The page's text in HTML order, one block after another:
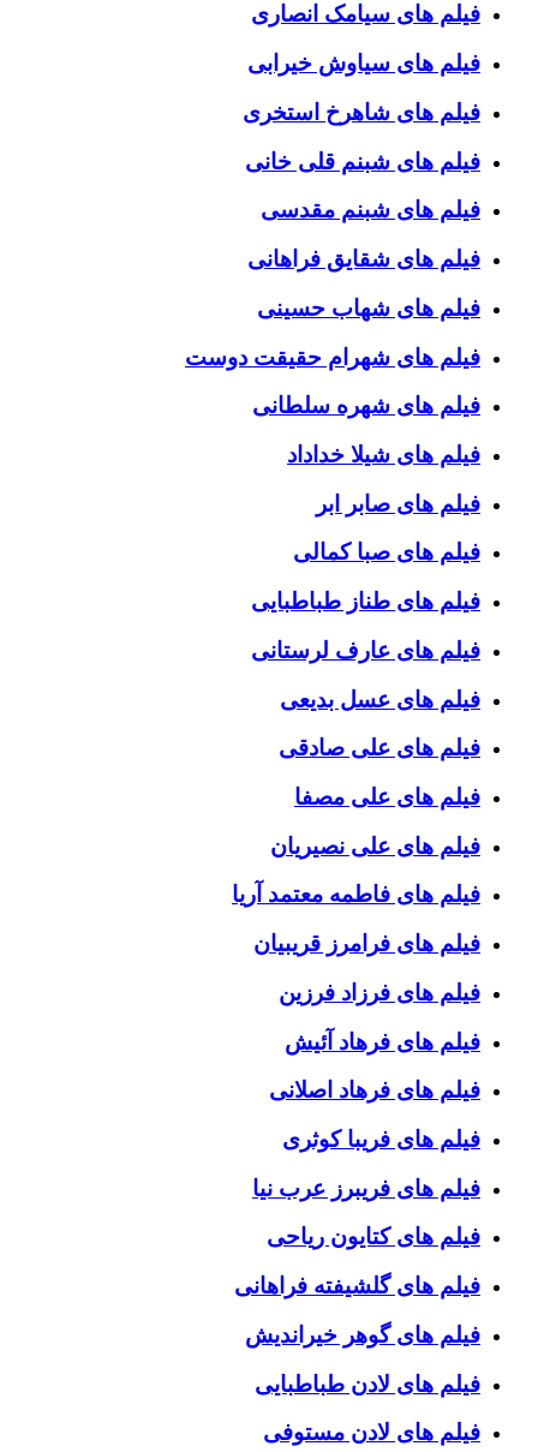
فیلم های سیامک انصاری
فیلم های سیاوش خیرابی
فیلم های شاهرخ استخری
فیلم های شبنم قلی خانی
فیلم های شبنم مقدسی
فیلم های شقایق فراهانی
فیلم های شهاب حسینی
فیلم های شهرام حقیقت دوست
فیلم های شهره سلطانی
فیلم های شیلا خداداد
فیلم های صابر ابر
فیلم های صبا کمالی
فیلم های طناز طباطبایی
فیلم های عارف لرستانی
فیلم های عسل بدیعی
فیلم های علی صادقی
فیلم های علی مصفا
فیلم های علی نصیریان
فیلم های فاطمه معتمد آریا
فیلم های فرامرز قریبیان
فیلم های فرزاد فرزین
فیلم های فرهاد آئیش
فیلم های فرهاد اصلانی
فیلم های فریبا کوثری
فیلم های فریبرز عرب نیا
فیلم های کتایون ریاحی
فیلم های گلشیفته فراهانی
فیلم های گوهر خیراندیش
فیلم های لادن طباطبایی
فیلم های لادن مستوفی